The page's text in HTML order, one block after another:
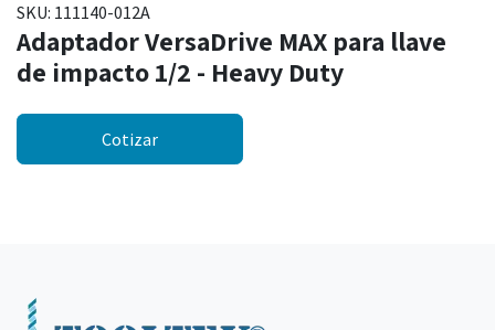
SKU: 111140-012A
Adaptador VersaDrive MAX para llave
de impacto 1/2 - Heavy Duty
Cotizar